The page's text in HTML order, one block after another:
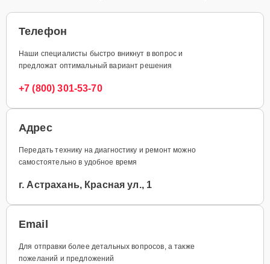
Телефон
Наши специалисты быстро вникнут в вопрос и
предложат оптимальный вариант решения
+7 (800) 301-53-70
Адрес
Передать технику на диагностику и ремонт можно
самостоятельно в удобное время
г. Астрахань, Красная ул., 1
Email
Для отправки более детальных вопросов, а также
пожеланий и предложений